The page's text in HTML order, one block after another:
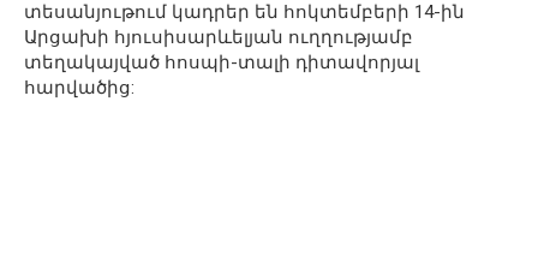
տեսանյութում կադրեր են հոկտեմբերի 14-ին
Արցախի հյուսիսարևելյան ուղղությամբ
տեղակայված հոսպի-տալի դիտավորյալ
հարվածից: